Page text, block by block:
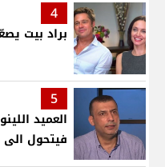
4
براد بيت
5
العميد
فيتحول